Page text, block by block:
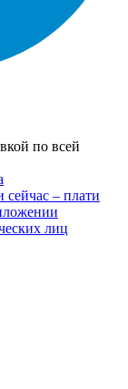
по всей
сейчас – плати
лиц